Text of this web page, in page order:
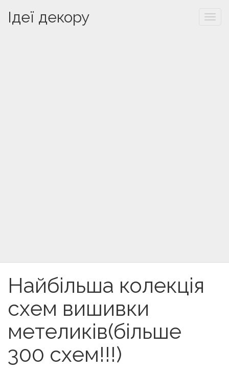
Ідеї декору
Найбільша колекція
схем вишивки
метеликів(більше
300 схем!!!)